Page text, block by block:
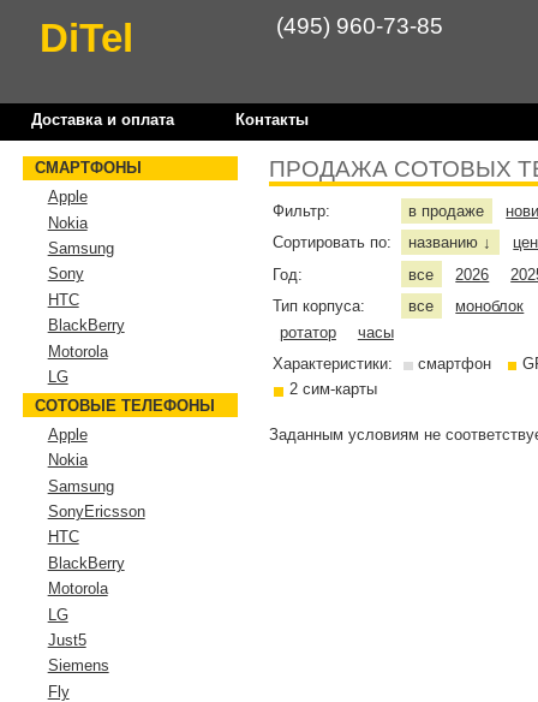
DiTel (495) 960-73-85
Доставка и оплата Контакты
ПРОДАЖА СОТОВЫХ
Фильтр: в продаже
Сортировать по:
названию ↓
Год:
все 2026
Тип корпуса:
все
моноблок
ротатор
часы
Характеристики:
смартфон
2 сим-карты
Заданным условиям не
СМАРТФОНЫ
Apple
Nokia
Samsung
Sony
HTC
BlackBerry
Motorola
LG
СОТОВЫЕ ТЕЛЕФОНЫ
Apple
Nokia
Samsung
SonyEricsson
HTC
BlackBerry
Motorola
LG
Just5
Siemens
Fly